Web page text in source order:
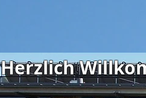
Herzlich